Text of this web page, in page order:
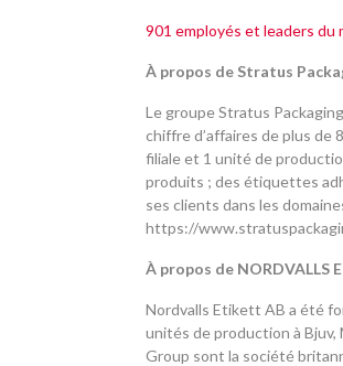
901 employés et leaders du
À propos de Stratus
Le groupe Stratus
chiffre d’affaires de plus de
filiale et 1 unité de
produits ; des étiquettes
ses clients dans les
https://
À propos de NORDVALLS
Nordvalls Etikett AB a été
unités de production à Bjuv,
Group sont la société